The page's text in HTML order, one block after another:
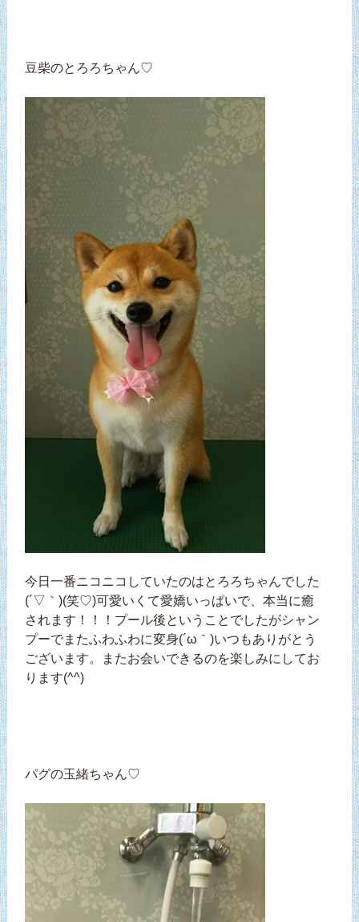
豆柴のとろろちゃん♡
今日一番ニコニコしていたのはとろろちゃんでした
(´▽｀)(笑♡)可愛いくて愛嬌いっぱいで、本当に癒
されます！！！プール後ということでしたがシャン
プーでまたふわふわに変身(´ω｀)いつもありがとう
ございます。またお会いできるのを楽しみにしてお
ります(^^)
パグの玉緒ちゃん♡